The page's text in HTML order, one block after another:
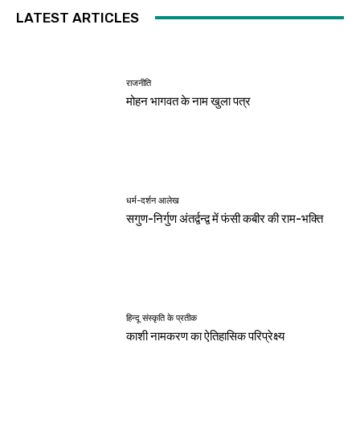
LATEST ARTICLES
राजनीति
मोहन भागवत के नाम खुला पत्र
धर्म-दर्शन आलेख
सगुण-निर्गुण अंतर्द्वन्द्व में फंसी कबीर की राम-भक्ति
हिन्दू संस्कृति के प्रतीक
काशी नामकरण का ऐतिहासिक परिप्रेक्ष्य